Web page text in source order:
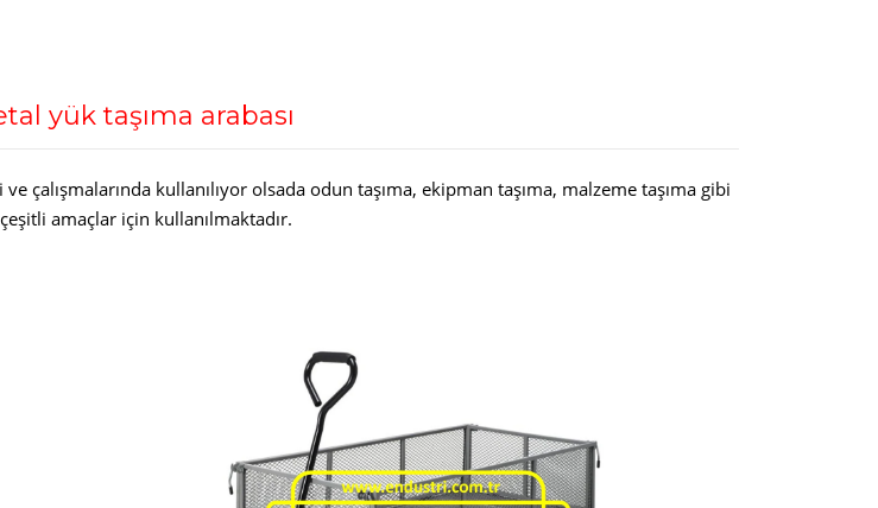
yük taşıma arabası
çalışmalarında kullanılıyor olsada odun taşıma, ekipman taşıma, malzeme taşıma gibi
amaçlar için kullanılmaktadır.